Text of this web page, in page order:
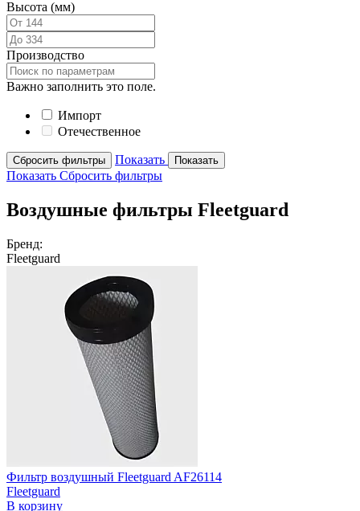
Высота (мм)
Производство
Важно заполнить это поле.
Импорт
Отечественное
Сбросить фильтры Показать Показать
Показать Сбросить фильтры
Воздушные фильтры Fleetguard
Бренд:
Fleetguard
Фильтр воздушный Fleetguard AF26114
Fleetguard
В корзину